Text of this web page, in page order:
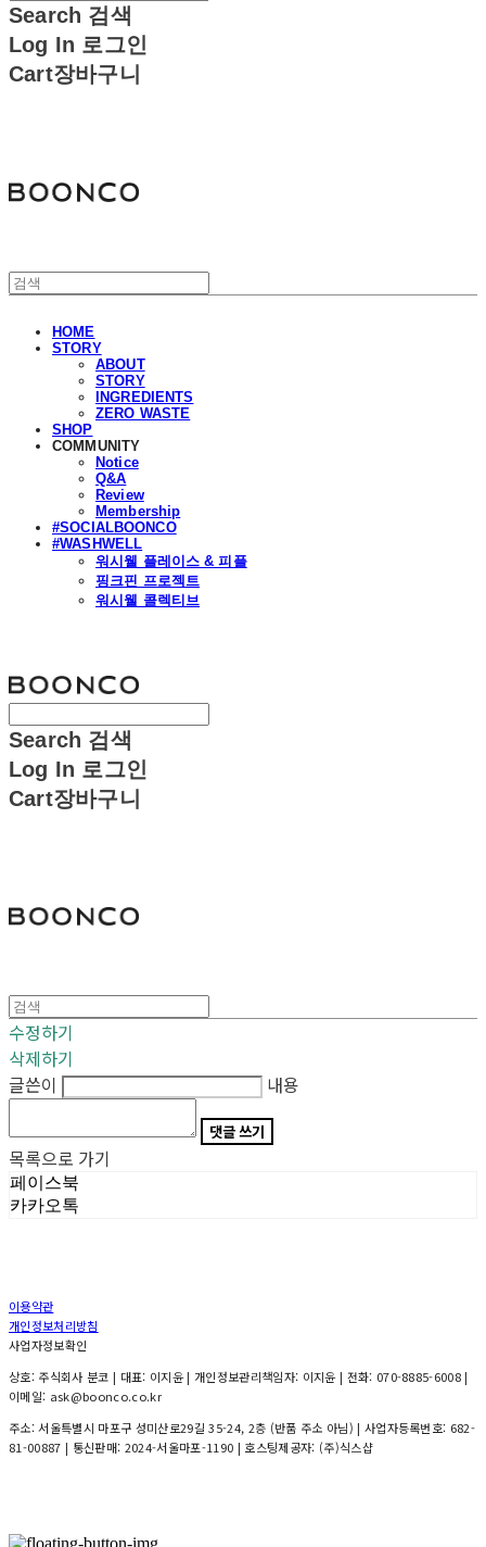
Search 검색
Log In 로그인
Cart장바구니
HOME
STORY
ABOUT
STORY
INGREDIENTS
ZERO WASTE
SHOP
COMMUNITY
Notice
Q&A
Review
Membership
#SOCIALBOONCO
#WASHWELL
워시웰 플레이스 & 피플
핑크핀 프로젝트
워시웰 콜렉티브
Search 검색
Log In 로그인
Cart장바구니
수정하기
삭제하기
글쓴이
내용
댓글 쓰기
목록으로 가기
페이스북
카카오톡
이용약관
개인정보처리방침
사업자정보확인
상호: 주식회사 분코 | 대표: 이지윤 | 개인정보관리책임자: 이지윤 | 전화: 070-8885-6008 |
이메일: ask@boonco.co.kr
주소: 서울특별시 마포구 성미산로29길 35-24, 2층 (반품 주소 아님) | 사업자등록번호: 682-
81-00887 | 통신판매: 2024-서울마포-1190 | 호스팅제공자: (주)식스샵